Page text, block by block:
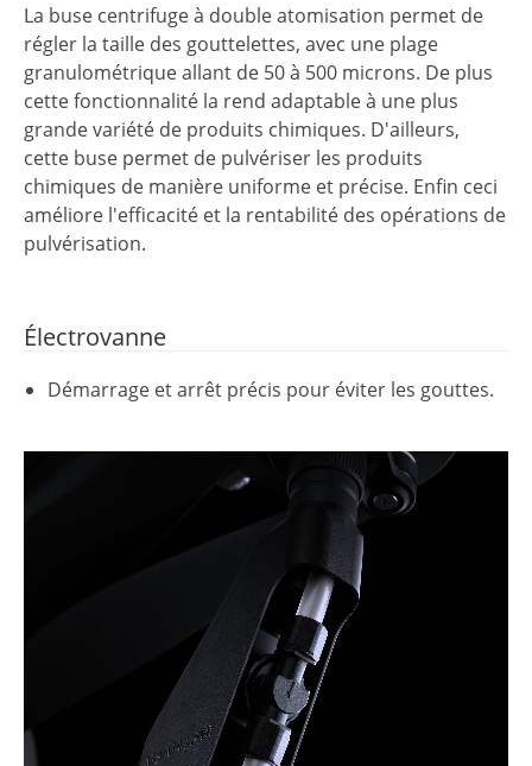
La buse centrifuge à double atomisation permet de
régler la taille des gouttelettes, avec une plage
granulométrique allant de 50 à 500 microns. De plus
cette fonctionnalité la rend adaptable à une plus
grande variété de produits chimiques. D'ailleurs,
cette buse permet de pulvériser les produits
chimiques de manière uniforme et précise. Enfin ceci
améliore l'efficacité et la rentabilité des opérations de
pulvérisation.
Électrovanne
Démarrage et arrêt précis pour éviter les gouttes.